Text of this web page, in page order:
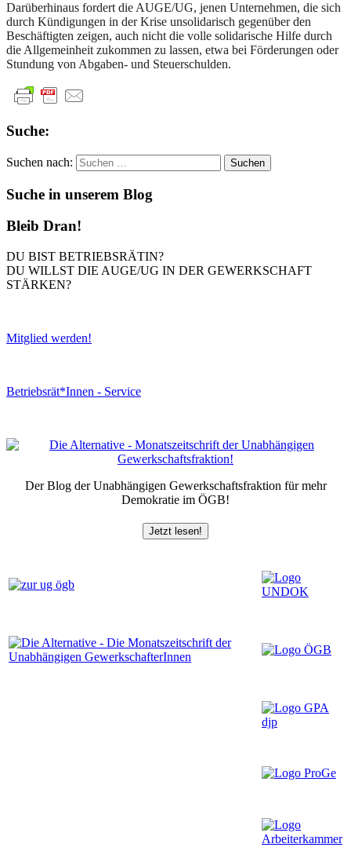
Darüberhinaus fordert die AUGE/UG, jenen Unternehmen, die sich
durch Kündigungen in der Krise unsolidarisch gegenüber den
Beschäftigten zeigen, auch nicht die volle solidarische Hilfe durch
die Allgemeinheit zukommen zu lassen, etwa bei Förderungen oder
Stundung von Abgaben- und Steuerschulden.
Suche:
Suchen nach:
Suche in unserem Blog
Bleib Dran!
DU BIST BETRIEBSRÄTIN?
DU WILLST DIE AUGE/UG IN DER GEWERKSCHAFT
STÄRKEN?
Mitglied werden!
Betriebsrät*Innen - Service
Der Blog der Unabhängigen Gewerkschaftsfraktion für mehr
Demokratie im ÖGB!
Jetzt lesen!